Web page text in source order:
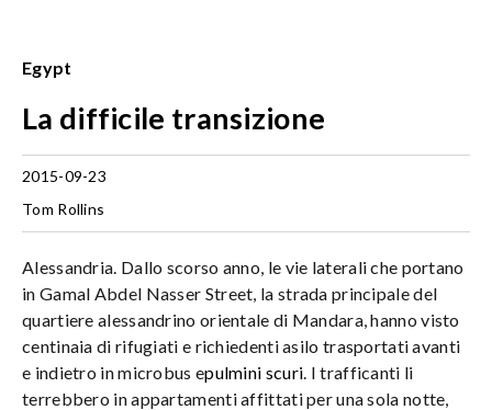
Egypt
La difficile transizione
2015-09-23
Tom Rollins
Alessandria. Dallo scorso anno, le vie laterali che portano
in Gamal Abdel Nasser Street, la strada principale del
quartiere alessandrino orientale di Mandara, hanno visto
centinaia di rifugiati e richiedenti asilo trasportati avanti
e indietro in microbus epulmini scuri. I trafficanti li
terrebbero in appartamenti affittati per una sola notte,